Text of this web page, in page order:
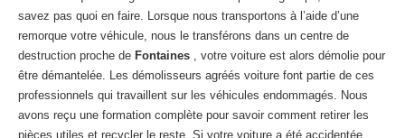
Centreagréé VHU 94 : casse auto avec destruction
Centreagréé VHU 95 : casse auto avec destruction
DOCUMENTS À JOINDRE
RACHAT VÉHICULES
savez pas quoi en faire. Lorsque nous transportons à l’aide d’une
remorque votre véhicule, nous le transférons dans un centre de
destruction proche de Fontaines , votre voiture est alors démolie pour
être démantelée. Les démolisseurs agréés voiture font partie de ces
professionnels qui travaillent sur les véhicules endommagés. Nous
avons reçu une formation complète pour savoir comment retirer les
pièces utiles et recycler le reste. Si votre voiture a été accidentée,